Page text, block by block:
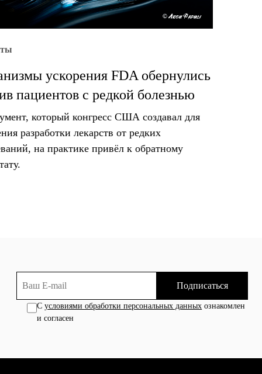
ускорения FDA обернулись
пациентов с редкой болезнью
который конгресс США создавал для
разработки лекарств от редких
на практике привёл к обратному
Подписаться
Сусловиями обработки персональных данных ознакомлен
и согласен